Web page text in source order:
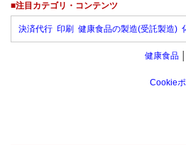
■注目カテゴリ・コンテンツ
決済代行 印刷 健康食品の製造(受託製造)
健康食品
Cookie